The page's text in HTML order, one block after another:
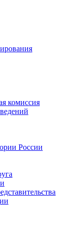
комиссия
России